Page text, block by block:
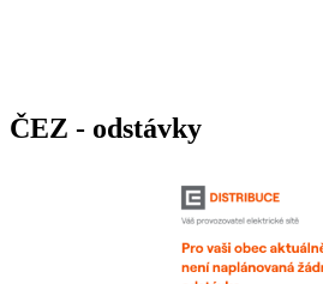
ČEZ - odstávky